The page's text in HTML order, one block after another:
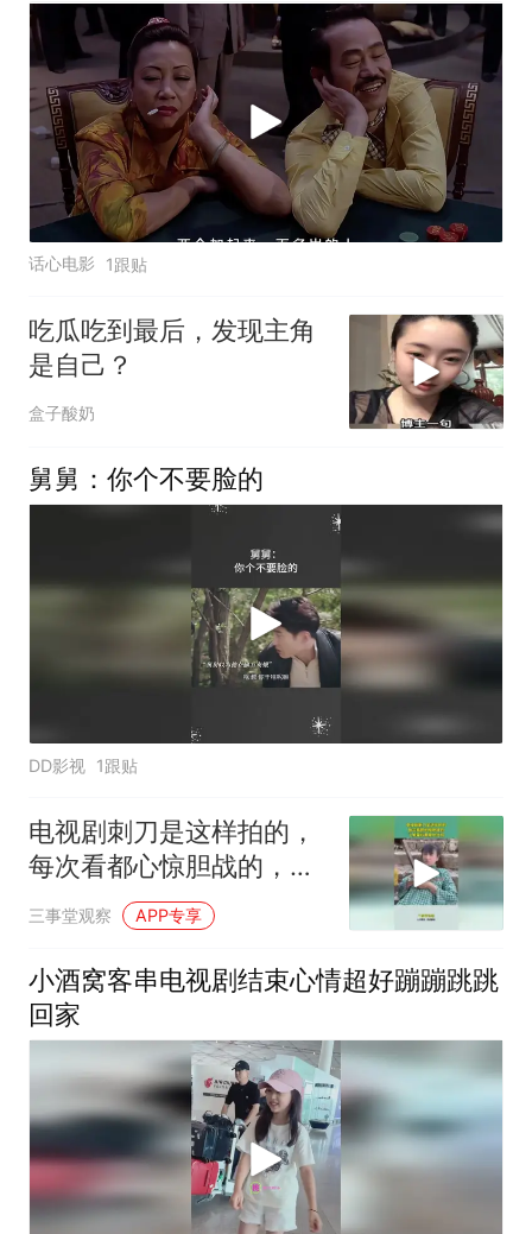
话心电影 1跟贴
吃瓜吃到最后，发现主角
是自己？
盒子酸奶
舅舅：你个不要脸的
DD影视 1跟贴
电视剧刺刀是这样拍的，
每次看都心惊胆战的，了
解幕后狠狠地打脸
三事堂观察 APP专享
小酒窝客串电视剧结束心情超好蹦蹦跳跳
回家